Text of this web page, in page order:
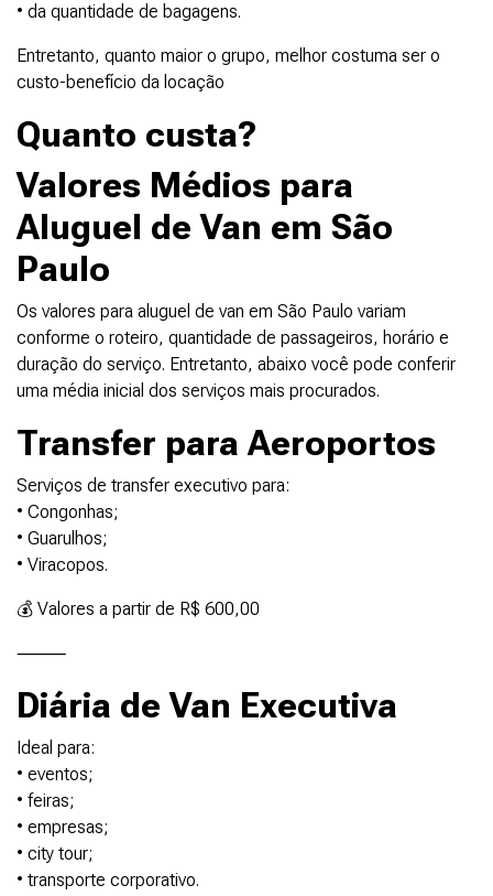
• da quantidade de bagagens.
Entretanto, quanto maior o grupo, melhor costuma ser o
custo-benefício da locação
Quanto custa?
Valores Médios para
Aluguel de Van em São
Paulo
Os valores para aluguel de van em São Paulo variam
conforme o roteiro, quantidade de passageiros, horário e
duração do serviço. Entretanto, abaixo você pode conferir
uma média inicial dos serviços mais procurados.
Transfer para Aeroportos
Serviços de transfer executivo para:
• Congonhas;
• Guarulhos;
• Viracopos.
💰 Valores a partir de R$ 600,00
⸻
Diária de Van Executiva
Ideal para:
• eventos;
• feiras;
• empresas;
• city tour;
• transporte corporativo.